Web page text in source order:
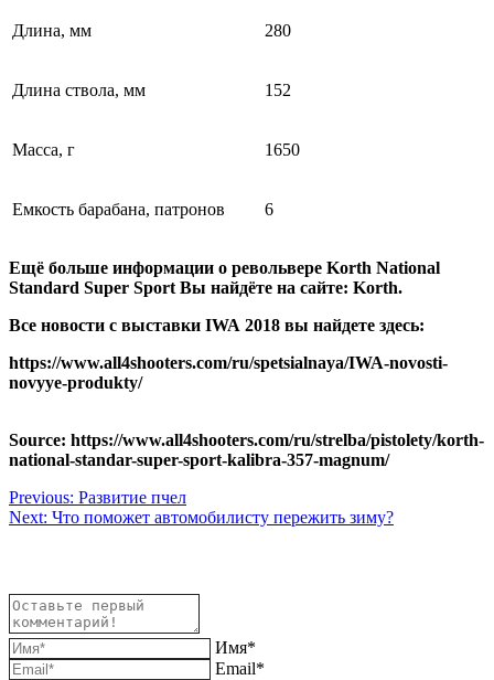
Длина, мм 280
Длина ствола, мм 152
Масса, г 1650
Емкость барабана, патронов 6
Ещё больше информации о револьвере Korth National
Standard Super Sport Вы найдёте на сайте: Korth.
Все новости с выставки IWA 2018 вы найдете здесь:
https://www.all4shooters.com/ru/spetsialnaya/IWA-novosti-
novyye-produkty/
Source: https://www.all4shooters.com/ru/strelba/pistolety/korth-
national-standar-super-sport-kalibra-357-magnum/
Навигация
по
Previous: Развитие пчел
Next: Что поможет автомобилисту пережить зиму?
Имя*
Email*